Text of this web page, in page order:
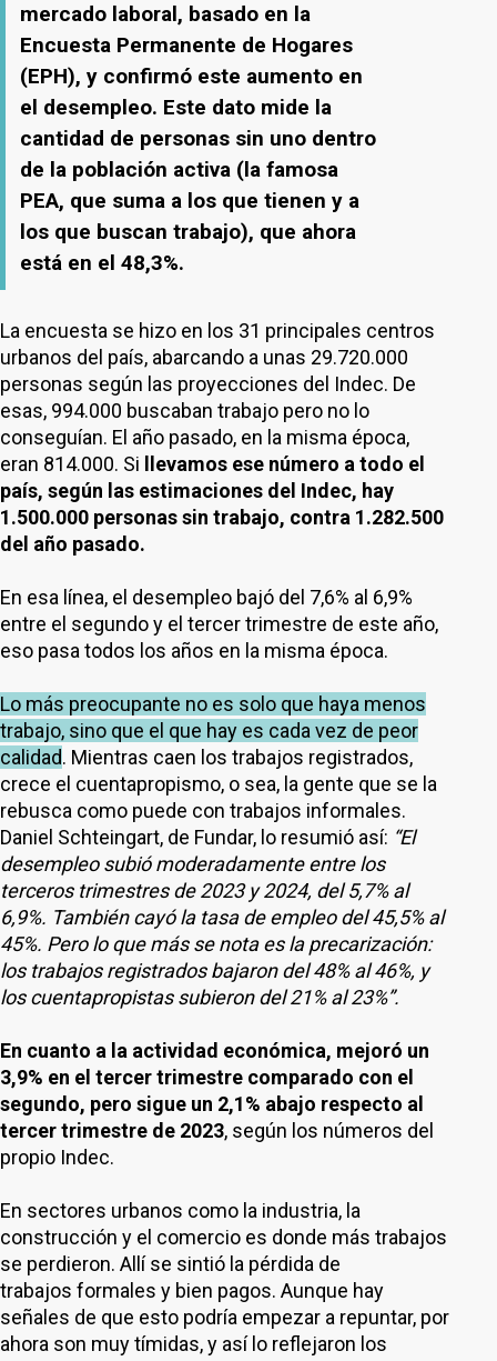
mercado laboral, basado en la
Encuesta Permanente de Hogares
(EPH), y confirmó este aumento en
el desempleo. Este dato mide la
cantidad de personas sin uno dentro
de la población activa (la famosa
PEA, que suma a los que tienen y a
los que buscan trabajo), que ahora
está en el 48,3%.
La encuesta se hizo en los 31 principales centros
urbanos del país, abarcando a unas 29.720.000
personas según las proyecciones del Indec. De
esas, 994.000 buscaban trabajo pero no lo
conseguían. El año pasado, en la misma época,
eran 814.000. Si llevamos ese número a todo el
país, según las estimaciones del Indec, hay
1.500.000 personas sin trabajo, contra 1.282.500
del año pasado.
En esa línea, el desempleo bajó del 7,6% al 6,9%
entre el segundo y el tercer trimestre de este año,
eso pasa todos los años en la misma época.
Lo más preocupante no es solo que haya menos
trabajo, sino que el que hay es cada vez de peor
calidad. Mientras caen los trabajos registrados,
crece el cuentapropismo, o sea, la gente que se la
rebusca como puede con trabajos informales.
Daniel Schteingart, de Fundar, lo resumió así: “El
desempleo subió moderadamente entre los
terceros trimestres de 2023 y 2024, del 5,7% al
6,9%. También cayó la tasa de empleo del 45,5% al
45%. Pero lo que más se nota es la precarización:
los trabajos registrados bajaron del 48% al 46%, y
los cuentapropistas subieron del 21% al 23%”.
En cuanto a la actividad económica, mejoró un
3,9% en el tercer trimestre comparado con el
segundo, pero sigue un 2,1% abajo respecto al
tercer trimestre de 2023, según los números del
propio Indec.
En sectores urbanos como la industria, la
construcción y el comercio es donde más trabajos
se perdieron. Allí se sintió la pérdida de
trabajos formales y bien pagos. Aunque hay
señales de que esto podría empezar a repuntar, por
ahora son muy tímidas, y así lo reflejaron los